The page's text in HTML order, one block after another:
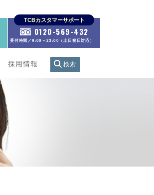
TCBカスタマーサポート
0120-569-432
受付時間／9:00～23:00（土日祝日対応）
採用情報 検索